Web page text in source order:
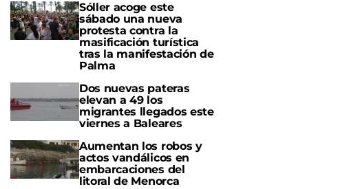
Sóller acoge este
sábado una nueva
protesta contra la
masificación turística
tras la manifestación de
Palma
Dos nuevas pateras
elevan a 49 los
migrantes llegados este
viernes a Baleares
Aumentan los robos y
actos vandálicos en
embarcaciones del
litoral de Menorca